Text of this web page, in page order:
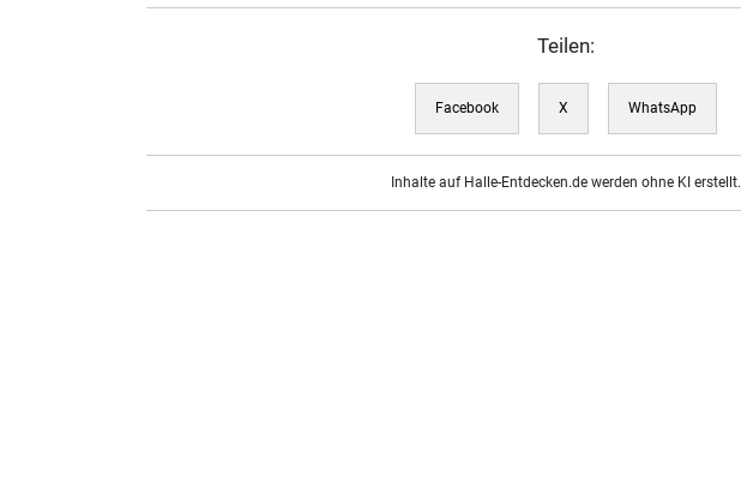
Teilen:
Facebook X WhatsApp
Inhalte auf Halle-Entdecken.de werden ohne KI erstellt.